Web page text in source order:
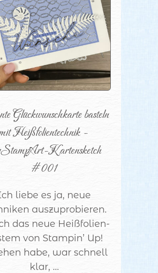
Glückwunschkarte basteln
Heißfolientechnik -
Kartensketch
#001
liebe es ja, neue
auszuprobieren.
das neue Heißfolien-
von Stampin’ Up!
habe, war schnell
klar, ...